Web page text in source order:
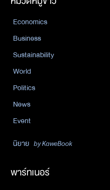
Economics
Business
Sustainability
World
Politics
News
Event
นิยาย by KaweBook
พาร์ทเนอร์